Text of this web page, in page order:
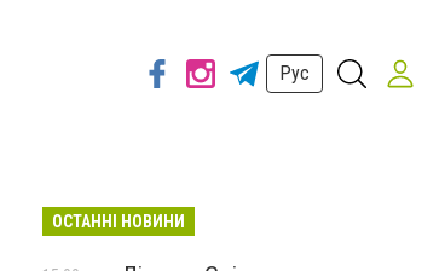
Рус
ОСТАННІ НОВИНИ